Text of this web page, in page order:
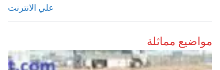
علي الانترنت
مواضيع مماثلة